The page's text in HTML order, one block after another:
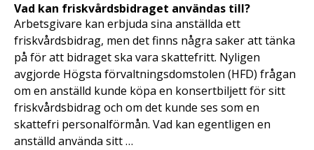
Vad kan friskvårdsbidraget användas till?
Arbetsgivare kan erbjuda sina anställda ett
friskvårdsbidrag, men det finns några saker att tänka
på för att bidraget ska vara skattefritt. Nyligen
avgjorde Högsta förvaltningsdomstolen (HFD) frågan
om en anställd kunde köpa en konsertbiljett för sitt
friskvårdsbidrag och om det kunde ses som en
skattefri personalförmån. Vad kan egentligen en
anställd använda sitt …